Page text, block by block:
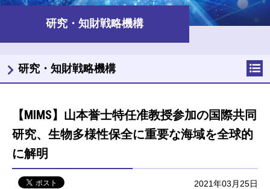
研究・知財戦略機構
【MIMS】山本誉士特任准教授参加の国際共同
研究、生物多様性保全に重要な海域を全球的
に解明
2021年03月25日
研究・知財戦略機構